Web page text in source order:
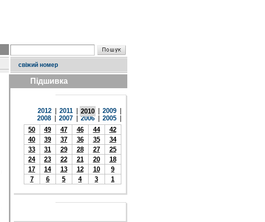
свіжий номер
Підшивка
2012 2011 2010 2009
2008
2007 2006 2005
50
49 47 46 44
42
40
39 37 36 35
34
33
31 29 28 27
25
24
23 22 21 20
18
17
14 13 12 10
9
7
6 5 4 3 1